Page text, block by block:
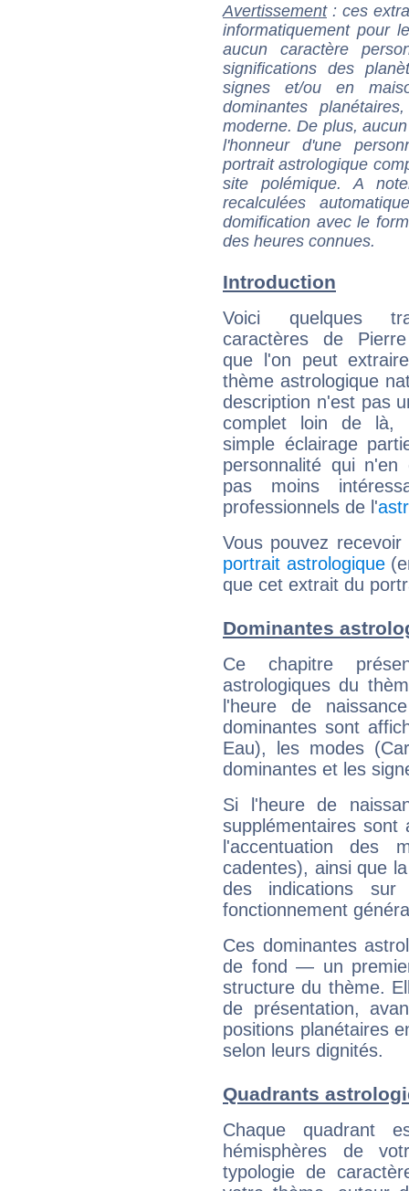
Avertissement: ces
informatiquement pour
aucun caractère
significations des
signes et/ou en
dominantes
moderne. De plus,
l'honneur d'une
portrait astrologique
site polémique. A
recalculées
domification avec le
des heures connues.
Introduction
Voici quelques
caractères de
que l'on peut
thème astrologique
description n'est pas
complet loin de là,
simple éclairage
personnalité qui n'en
pas moins
professionnels de l'
Vous pouvez
portrait astrologique
que cet extrait du
Dominantes
Ce chapitre
astrologiques du
l'heure de
dominantes sont
Eau), les modes
dominantes et les
Si l'heure de
supplémentaires sont
l'accentuation des
cadentes), ainsi que
des indications sur
fonctionnement
Ces dominantes
de fond — un
structure du thème.
de présentation,
positions planétaires
selon leurs dignités.
Quadrants
Chaque quadrant
hémisphères de
typologie de